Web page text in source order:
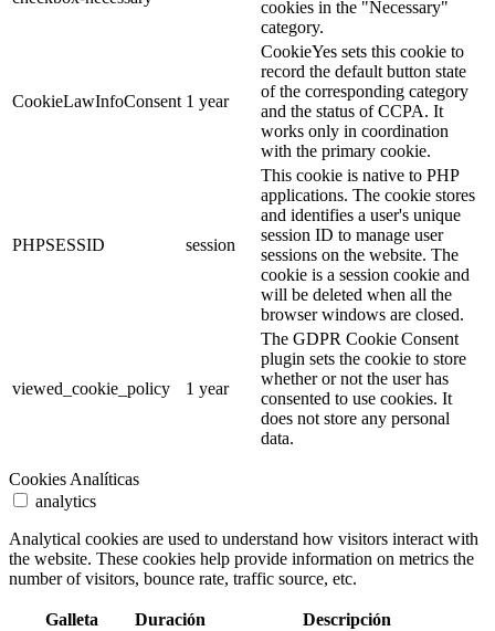
cookies in the "Necessary"
category.
CookieLawInfoConsent 1 year
CookieYes sets this cookie to
record the default button state
of the corresponding category
and the status of CCPA. It
works only in coordination
with the primary cookie.
PHPSESSID session
This cookie is native to PHP
applications. The cookie stores
and identifies a user's unique
session ID to manage user
sessions on the website. The
cookie is a session cookie and
will be deleted when all the
browser windows are closed.
viewed_cookie_policy 1 year
The GDPR Cookie Consent
plugin sets the cookie to store
whether or not the user has
consented to use cookies. It
does not store any personal
data.
Cookies Analíticas
analytics
Analytical cookies are used to understand how visitors interact with
the website. These cookies help provide information on metrics the
number of visitors, bounce rate, traffic source, etc.
Galleta Duración Descripción